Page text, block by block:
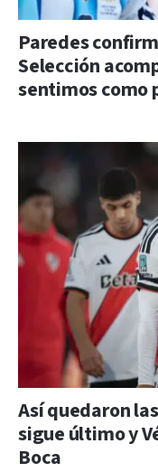
Paredes
Selección
sentimos como
Así quedaron
sigue último y
Boca